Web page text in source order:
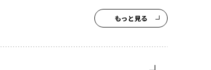
もっと見る